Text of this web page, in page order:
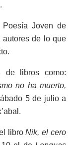
Poesía Joven de
autores de lo que
de libros como:
no ha muerto,
5 de julio a
libroNik, el cero